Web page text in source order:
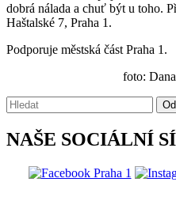
dobrá nálada a chuť být u toho.
Haštalské 7, Praha 1.
Podporuje městská část Praha 1.
foto:
Vyhledávání:
NAŠE SOCIÁLNÍ